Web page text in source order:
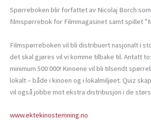
Spørreboken blir forfattet av Nicolaj Borch
filmspørrebok for Filmmagasinet samt spillet
Filmspørreboken vil bli distribuert nasjonalt i
det skal gjøres vil vi komme tilbake til. Antatt
minimum 500 000! Kinoene vil bli tilsendt
lokalt – både i kinoen og i lokalmiljøet. Quiz
vil også jobbe mot ekstra distribusjon i de
www.ektekinostemning.no